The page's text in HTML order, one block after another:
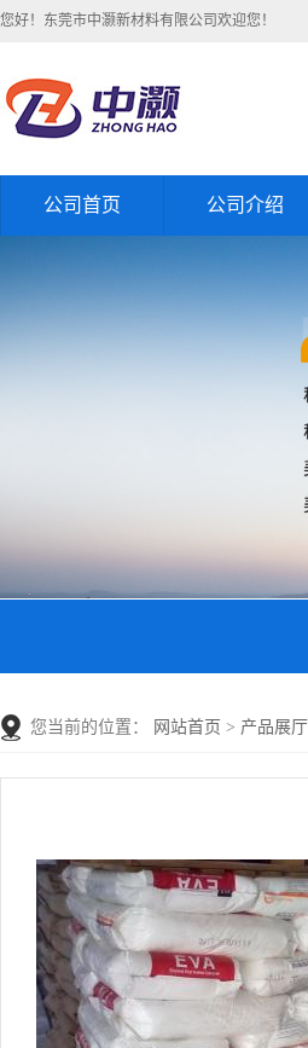
您好！东莞市中灏新材料有限公司欢迎您！
公司首页 公司介绍
您当前的位置： 网站首页 > 产品展厅